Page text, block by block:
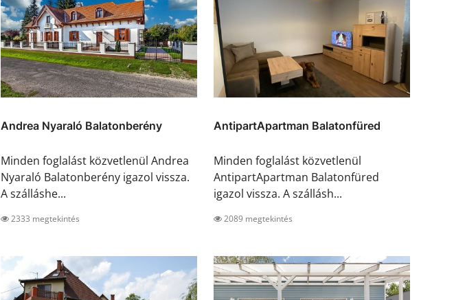
Andrea Nyaraló Balatonberény
Minden foglalást közvetlenül Andrea
Nyaraló Balatonberény igazol vissza.
A szálláshe...
2333 megtekintés
AntipartApartman Balatonfüred
Minden foglalást közvetlenül
AntipartApartman Balatonfüred
igazol vissza. A szállásh...
2089 megtekintés